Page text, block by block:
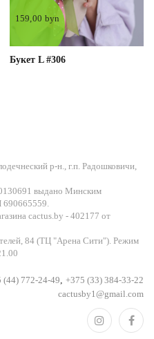
159,00 byn
Букет L #306
р-н., г.п. Радошковичи,
выдано Минским
690665559.
cactus.by - 402177 от
84 (ТЦ "Арена Сити"). Режим
(44) 772-24-49, +375 (33) 384-33-22
cactusby1@gmail.com